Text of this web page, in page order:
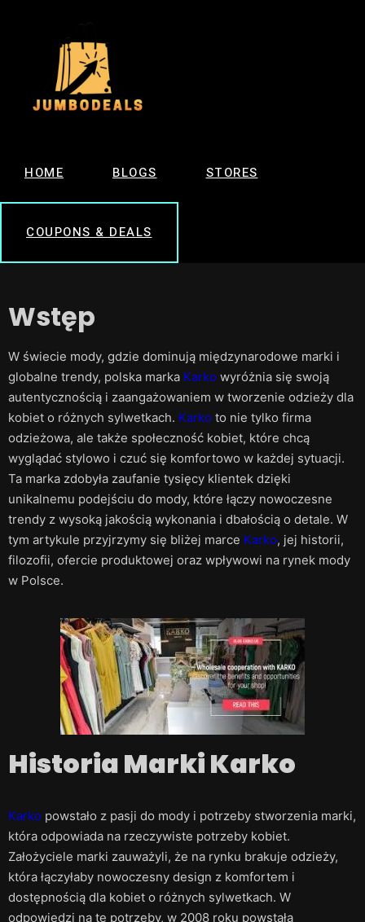
HOME BLOGS STORES
COUPONS & DEALS
Wstęp
W świecie mody, gdzie dominują międzynarodowe marki i
globalne trendy, polska marka Karko wyróżnia się swoją
autentycznością i zaangażowaniem w tworzenie odzieży dla
kobiet o różnych sylwetkach. Karko to nie tylko firma
odzieżowa, ale także społeczność kobiet, które chcą
wyglądać stylowo i czuć się komfortowo w każdej sytuacji.
Ta marka zdobyła zaufanie tysięcy klientek dzięki
unikalnemu podejściu do mody, które łączy nowoczesne
trendy z wysoką jakością wykonania i dbałością o detale. W
tym artykule przyjrzymy się bliżej marce Karko, jej historii,
filozofii, ofercie produktowej oraz wpływowi na rynek mody
w Polsce.
Historia Marki Karko
Karko powstało z pasji do mody i potrzeby stworzenia marki,
która odpowiada na rzeczywiste potrzeby kobiet.
Założyciele marki zauważyli, że na rynku brakuje odzieży,
która łączyłaby nowoczesny design z komfortem i
dostępnością dla kobiet o różnych sylwetkach. W
odpowiedzi na te potrzeby, w 2008 roku powstała